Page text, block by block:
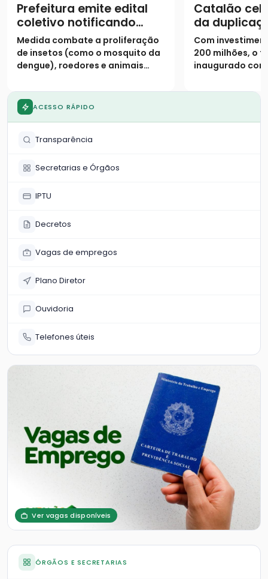
Prefeitura emite edital
coletivo notificando
proprietários para
limpeza de lotes até 31
de janeiro
Medida combate a proliferação
de insetos (como o mosquito da
dengue), roedores e animais
Catalão
da
urbano da
Com
200 milhões, o
inaugurado
marginais e 9
ACESSO RÁPIDO
Transparência
Secretarias e Órgãos
IPTU
Decretos
Vagas de empregos
Plano Diretor
Ouvidoria
Telefones úteis
Ver vagas disponíveis
ÓRGÃOS E SECRETARIAS